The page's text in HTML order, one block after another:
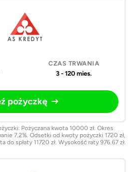
3 - 120 mies.
pożyczkę
Pożyczana kwota 10000 zł. Okres
7.2%. Odsetki od kwoty pożyczki 1720 zł,
do spłaty 11720 zł. Wysokość raty 976.67 zł.